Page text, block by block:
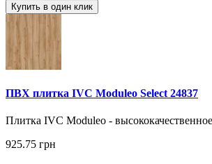
Купить в один клик
ПВХ плитка IVC Moduleo Select 24837
Плитка IVC Moduleo -
925.75 грн